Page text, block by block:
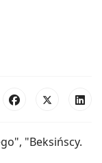
"Beksińscy.